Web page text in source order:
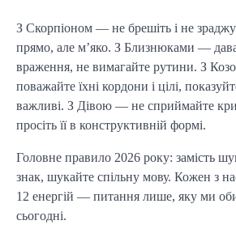
З Скорпіоном — не брешіть і не
прямо, але м’яко. З Близнюками —
враження, не вимагайте рутини. З
поважайте їхні кордони і цілі,
важливі. З Дівою — не сприймайте
просіть її в конструктивній формі.
Головне правило 2026 року: замість
знак, шукайте спільну мову. Кожен з
12 енергій — питання лише, яку ми
сьогодні.